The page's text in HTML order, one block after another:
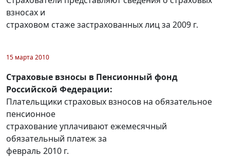
взносах и
страховом стаже застрахованных лиц за 2009 г.
15 марта 2010
Страховые взносы в Пенсионный фонд
Российской Федерации:
Плательщики страховых взносов на обязательное
пенсионное
страхование уплачивают ежемесячный
обязательный платеж за
февраль 2010 г.